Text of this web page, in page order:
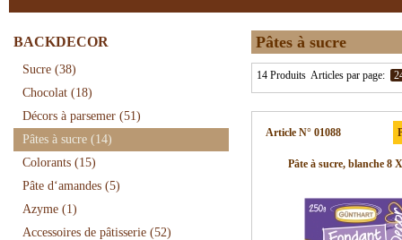
BACKDECOR
Sucre (38)
Chocolat (18)
Décors à parsemer (51)
Pâtes à sucre (14)
Colorants (15)
Pâte d‘amandes (5)
Azyme (1)
Accessoires de pâtisserie (52)
Pâtes à sucre
14 Produits Articles par page:
Article N° 01088
Pâte à sucre, blanche 8